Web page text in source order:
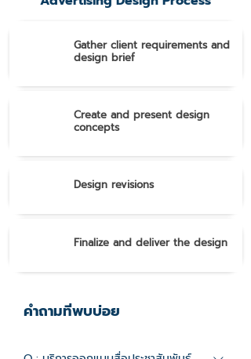
Gather client requirements and
design brief
Create and present design
concepts
Design revisions
Finalize and deliver the design
คำถามที่พบบ่อย